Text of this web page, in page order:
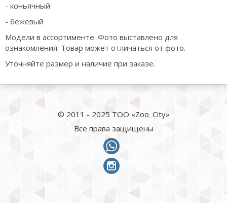
- коньячный
- бежевый
Модели в ассортименте. Фото выставлено для
ознакомления. Товар может отличаться от фото.
Уточняйте размер и наличие при заказе.
© 2011 - 2025 ТОО «Zoo_City»
Все права защищены